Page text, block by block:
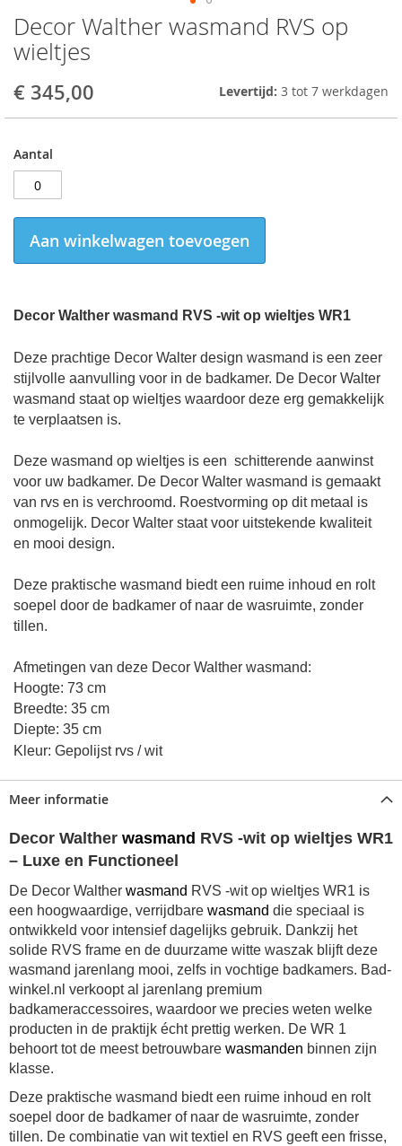
Decor Walther wasmand RVS op
wieltjes
€ 345,00 Levertijd: 3 tot 7 werkdagen
Aantal
Aan winkelwagen toevoegen
Decor Walther wasmand RVS -wit op wieltjes WR1
Deze prachtige Decor Walter design wasmand is een zeer
stijlvolle aanvulling voor in de badkamer. De Decor Walter
wasmand staat op wieltjes waardoor deze erg gemakkelijk
te verplaatsen is.
Deze wasmand op wieltjes is een schitterende aanwinst
voor uw badkamer. De Decor Walter wasmand is gemaakt
van rvs en is verchroomd. Roestvorming op dit metaal is
onmogelijk. Decor Walter staat voor uitstekende kwaliteit
en mooi design.
Deze praktische wasmand biedt een ruime inhoud en rolt
soepel door de badkamer of naar de wasruimte, zonder
tillen.
Afmetingen van deze Decor Walther wasmand:
Hoogte: 73 cm
Breedte: 35 cm
Diepte: 35 cm
Kleur: Gepolijst rvs / wit
Skip
to
the
of
gallery
Meer informatie
Decor Walther wasmand RVS -wit op wieltjes WR1
– Luxe en Functioneel
De Decor Walther wasmand RVS -wit op wieltjes WR1 is
een hoogwaardige, verrijdbare wasmand die speciaal is
ontwikkeld voor intensief dagelijks gebruik. Dankzij het
solide RVS frame en de duurzame witte waszak blijft deze
wasmand jarenlang mooi, zelfs in vochtige badkamers. Bad-
winkel.nl verkoopt al jarenlang premium
badkameraccessoires, waardoor we precies weten welke
producten in de praktijk écht prettig werken. De WR 1
behoort tot de meest betrouwbare wasmanden binnen zijn
klasse.
Deze praktische wasmand biedt een ruime inhoud en rolt
soepel door de badkamer of naar de wasruimte, zonder
tillen. De combinatie van wit textiel en RVS geeft een frisse,